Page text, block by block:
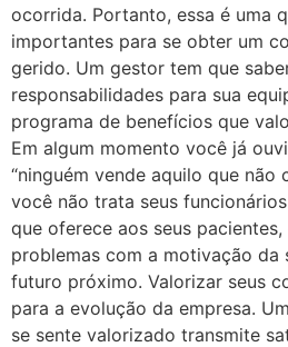
ocorrida. Portanto, essa é uma
importantes para se obter um
gerido. Um gestor tem que
responsabilidades para sua
programa de benefícios que
Em algum momento você já
“ninguém vende aquilo que não
você não trata seus
que oferece aos seus
problemas com a motivação da
futuro próximo. Valorizar seus
para a evolução da empresa.
se sente valorizado transmite